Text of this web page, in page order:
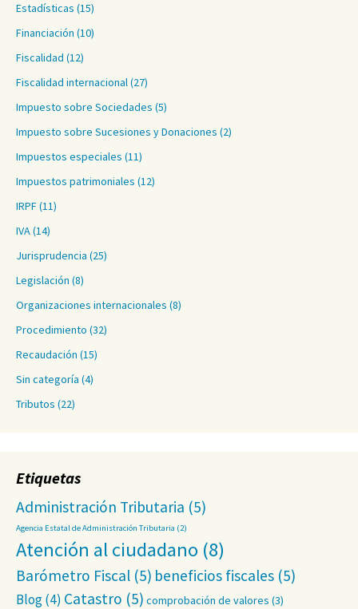
Estadísticas (15)
Financiación (10)
Fiscalidad (12)
Fiscalidad internacional(27)
Impuesto sobre Sociedades (5)
Impuesto sobre Sucesiones y Donaciones (2)
Impuestos especiales (11)
Impuestos patrimoniales (12)
IRPF(11)
IVA(14)
Jurisprudencia (25)
Legislación (8)
Organizaciones internacionales (8)
Procedimiento (32)
Recaudación (15)
Sin categoría (4)
Tributos (22)
Etiquetas
Administración Tributaria (5)
Agencia Estatal de Administración Tributaria (2)
Atención al ciudadano (8)
Barómetro Fiscal (5) beneficios fiscales (5)
Blog(4) Catastro (5) comprobación de valores (3)